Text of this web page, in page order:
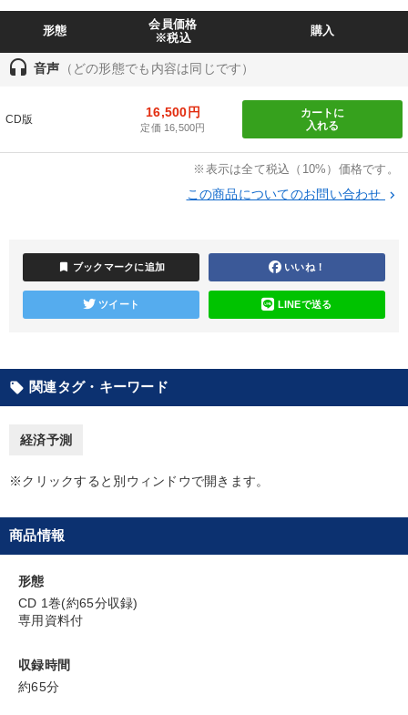
ondemand_video 経営音声・動画を探す refresh
全国経営者セミナー収録物以外の経営教材（全762タイトル）からお探
しいただけます
仕事のスキルと人間力を高める知恵を身につける 資産戦略
社員が自律的に動き出す組織づくり 大竹愼一書籍
音声と動画で学ぶ 改善・生産性向上
歴史・古典に学ぶ実務講話
営業・社員研修
目的別
財務・数字力の向上
リーダーの魅力向上
キーワード
マネジメント
形態
会員価格
※税込
購入
headset 音声 （どの形態でも内容は同じです）
CD版 16,500円
定価 16,500円
カートに
入れる
※表示は全て税込（10%）価格です。
この商品についてのお問い合わせ keyboard_arrow_right
bookmark ブックマークに追加 いいね！
ツイート LINEで送る
local_offer 関連タグ・キーワード
経済予測
※クリックすると別ウィンドウで開きます。
商品情報
形態
CD 1巻(約65分収録)
専用資料付
収録時間
約65分